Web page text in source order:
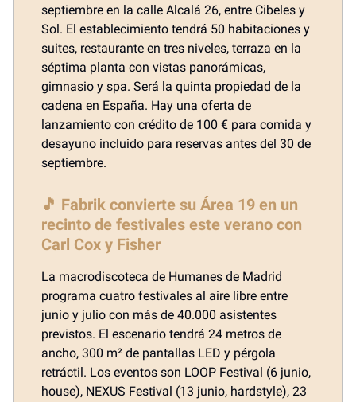
septiembre en la calle Alcalá 26, entre Cibeles y
Sol. El establecimiento tendrá 50 habitaciones y
suites, restaurante en tres niveles, terraza en la
séptima planta con vistas panorámicas,
gimnasio y spa. Será la quinta propiedad de la
cadena en España. Hay una oferta de
lanzamiento con crédito de 100 € para comida y
desayuno incluido para reservas antes del 30 de
septiembre.
🎵 Fabrik convierte su Área 19 en un
recinto de festivales este verano con
Carl Cox y Fisher
La macrodiscoteca de Humanes de Madrid
programa cuatro festivales al aire libre entre
junio y julio con más de 40.000 asistentes
previstos. El escenario tendrá 24 metros de
ancho, 300 m² de pantallas LED y pérgola
retráctil. Los eventos son LOOP Festival (6 junio,
house), NEXUS Festival (13 junio, hardstyle), 23